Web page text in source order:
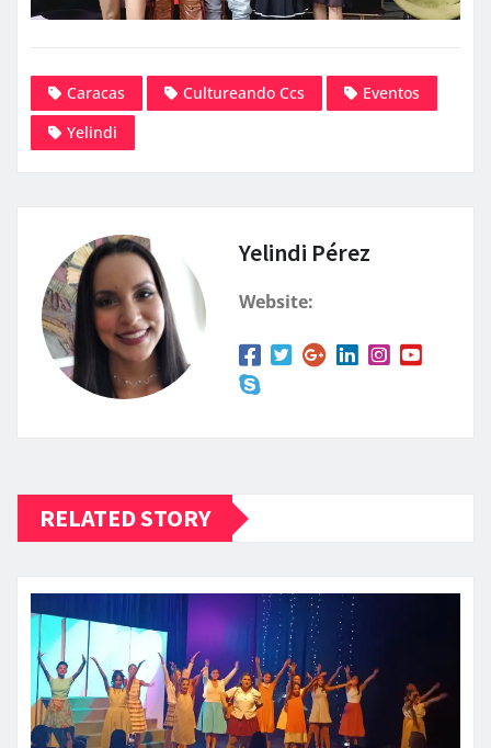
Caracas Cultureando Ccs
Eventos
Yelindi
Yelindi Pérez
Website:
RELATED STORY